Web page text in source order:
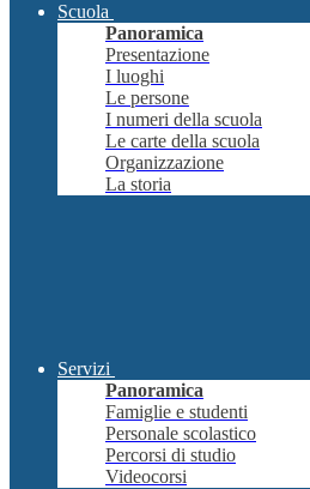
Scuola
Panoramica
Presentazione
I luoghi
Le persone
I numeri della scuola
Le carte della scuola
Organizzazione
La storia
Servizi
Panoramica
Famiglie e studenti
Personale scolastico
Percorsi di studio
Videocorsi